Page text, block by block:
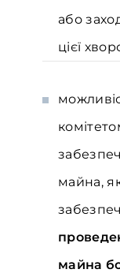
або
цієї
майна,
майна